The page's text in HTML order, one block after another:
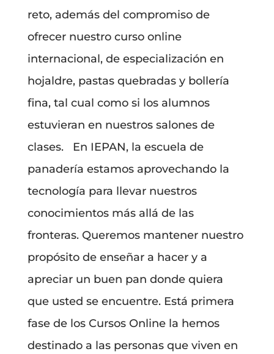
reto, además del compromiso de
ofrecer nuestro curso online
internacional, de especialización en
hojaldre, pastas quebradas y bollería
fina, tal cual como si los alumnos
estuvieran en nuestros salones de
clases. En IEPAN, la escuela de
panadería estamos aprovechando la
tecnología para llevar nuestros
conocimientos más allá de las
fronteras. Queremos mantener nuestro
propósito de enseñar a hacer y a
apreciar un buen pan donde quiera
que usted se encuentre. Está primera
fase de los Cursos Online la hemos
destinado a las personas que viven en